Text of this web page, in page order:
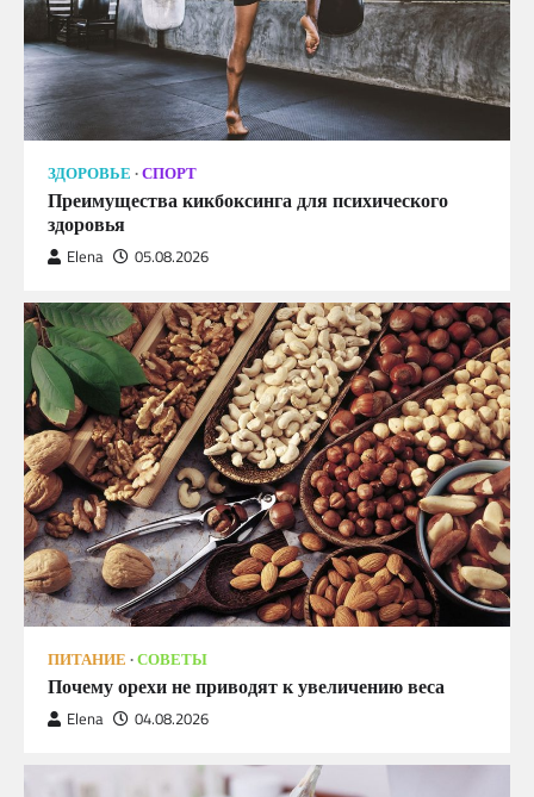
ЗДОРОВЬЕ СПОРТ
Преимущества кикбоксинга для психического
здоровья
Elena 05.08.2026
ПИТАНИЕ СОВЕТЫ
Почему орехи не приводят к увеличению веса
Elena 04.08.2026